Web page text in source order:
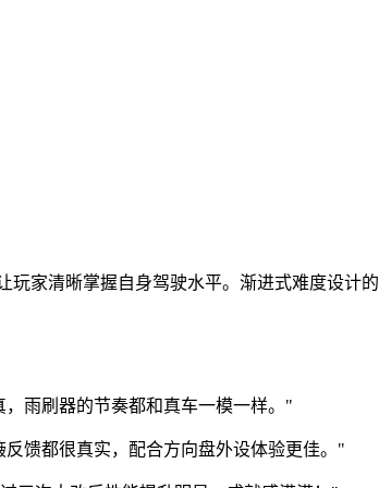
家清晰掌握自身驾驶水平。渐进式难度设计
雨刷器的节奏都和真车一模一样。"
馈都很真实，配合方向盘外设体验更佳。"